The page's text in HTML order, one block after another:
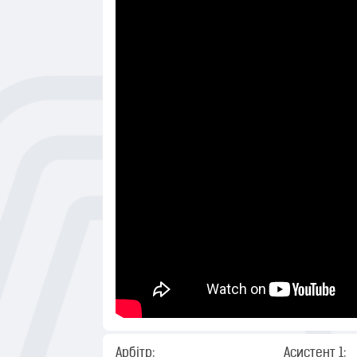
Арбітр:
Асистент 1: